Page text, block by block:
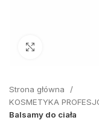
Strona główna
KOSMETYKA
Balsamy do ciała